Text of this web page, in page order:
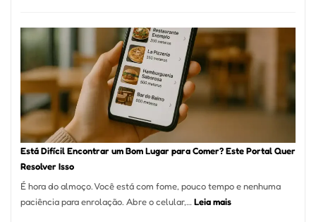
encontrar
reservar
Paulo
Está Difícil Encontrar um Bom Lugar para Comer? Este Portal Quer
Resolver Isso
É hora do almoço. Você está com fome, pouco tempo e nenhuma
paciência para enrolação. Abre o celular,…Leia mais: